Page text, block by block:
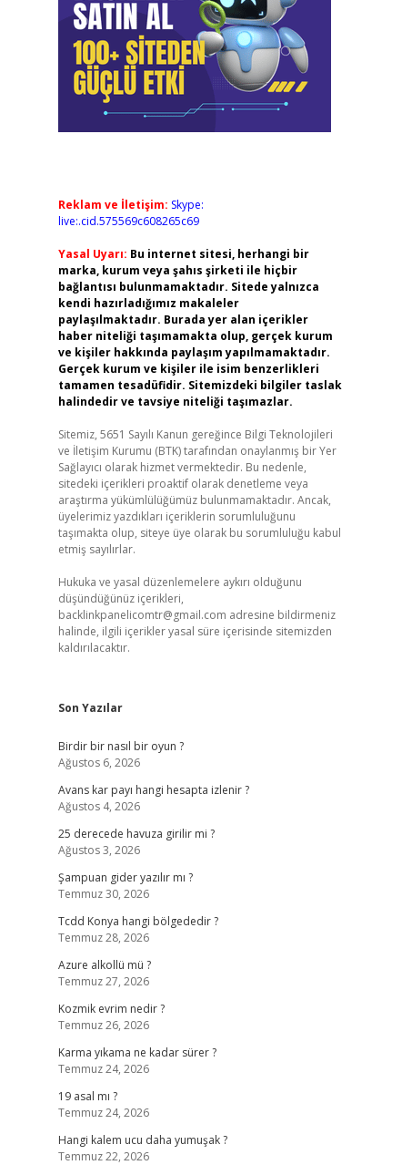
Reklam ve İletişim: Skype:
live:.cid.575569c608265c69
Yasal Uyarı: Bu internet sitesi, herhangi bir
marka, kurum veya şahıs şirketi ile hiçbir
bağlantısı bulunmamaktadır. Sitede yalnızca
kendi hazırladığımız makaleler
paylaşılmaktadır. Burada yer alan içerikler
haber niteliği taşımamakta olup, gerçek kurum
ve kişiler hakkında paylaşım yapılmamaktadır.
Gerçek kurum ve kişiler ile isim benzerlikleri
tamamen tesadüfidir. Sitemizdeki bilgiler taslak
halindedir ve tavsiye niteliği taşımazlar.
Sitemiz, 5651 Sayılı Kanun gereğince Bilgi Teknolojileri
ve İletişim Kurumu (BTK) tarafından onaylanmış bir Yer
Sağlayıcı olarak hizmet vermektedir. Bu nedenle,
sitedeki içerikleri proaktif olarak denetleme veya
araştırma yükümlülüğümüz bulunmamaktadır. Ancak,
üyelerimiz yazdıkları içeriklerin sorumluluğunu
taşımakta olup, siteye üye olarak bu sorumluluğu kabul
etmiş sayılırlar.
Hukuka ve yasal düzenlemelere aykırı olduğunu
düşündüğünüz içerikleri,
backlinkpanelicomtr@gmail.com adresine bildirmeniz
halinde, ilgili içerikler yasal süre içerisinde sitemizden
kaldırılacaktır.
Son Yazılar
Birdir bir nasıl bir oyun ?
Ağustos 6, 2026
Avans kar payı hangi hesapta izlenir ?
Ağustos 4, 2026
25 derecede havuza girilir mi ?
Ağustos 3, 2026
Şampuan gider yazılır mı ?
Temmuz 30, 2026
Tcdd Konya hangi bölgededir ?
Temmuz 28, 2026
Azure alkollü mü ?
Temmuz 27, 2026
Kozmik evrim nedir ?
Temmuz 26, 2026
Karma yıkama ne kadar sürer ?
Temmuz 24, 2026
19 asal mı ?
Temmuz 24, 2026
Hangi kalem ucu daha yumuşak ?
Temmuz 22, 2026